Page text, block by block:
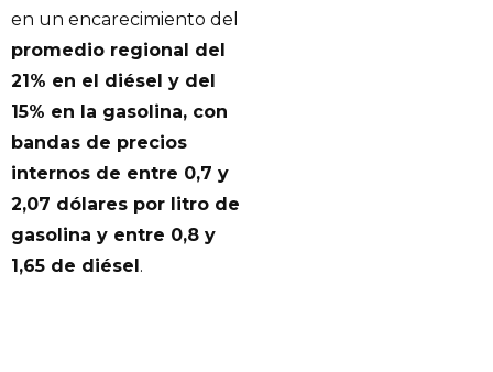
en un encarecimiento del
promedio regional del
21% en el diésel y del
15% en la gasolina, con
bandas de precios
internos de entre 0,7 y
2,07 dólares por litro de
gasolina y entre 0,8 y
1,65 de diésel .